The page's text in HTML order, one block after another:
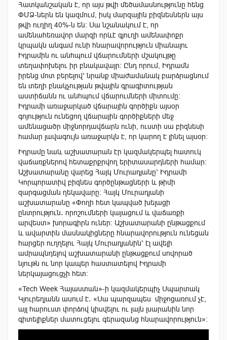
Հատկանշական է, որ այս թվի մեծամասնությունը հենց
ՓՄՁ-ներն են կազմում, իսկ մարզային բիզնեսներն այս
թվի ուղիղ 40%-ն են։ Սա նշանակում է, որ
ամենահեռավոր մարզի որևէ գյուղի ամենափոքր
կրպակն անգամ ունի հնարավորություն միանալու
Իդրամին ու անհպում վճարումների մշակույթը
տեղափոխելու իր բնակավայր։ Ընդ որում, Իդրամն
իրենց մոտ բերելով՝ նրանք միաժամանակ բարձրացնում
են տեղի բնակչության թվային գրագիտության
աստիճանն ու անհպում վճարումների միտումը։
Իդրամի առաջարկած վճարային գործիքն այսօր
գոյություն ունեցող վճարային գործիքների մեջ
ամենացածր միջնորդավճարն ունի, ուստի սա բիզնեսի
համար լավագույն առաջարկն է, որ կարող է լինել այսօր։
Իդրամը նաև աշխատարան էր կազմակերպել հատուկ
վաճառքներով հետաքրքրվող երիտասարդների համար։
Աշխատարանը վարեց Հայկ Մուրադյանը՝ Իդրամի
Կորպորատիվ բիզնես գործընթացների և թիմի
զարգացման ղեկավարը։ Հայկ Մուրադյանի
աշխատարանը «Փողի հետ կապված խելացի
ընտրություն․ որոշումների կայացում և վաճառքի
արվեստ» խորագիրն ուներ։ Աշխատարանի ընթացքում
և ավարտին մասնակիցները հնարավորություն ունեցան
հարցեր ուղղելու Հայկ Մուրադյանին՝ էլ ավելի
ամրապնդելով աշխատարանի ընթացքում սովորած
նյութն ու նոր կապեր հաստատելով Իդրամի
ներկայացուցչի հետ։
«Tech Week Հայաստան»-ի կազմակերպիչ Սպարտակ
Կյուրեղյանն ասում է․ «Սա պարզապես միջոցառում չէ,
այլ հարուստ փորձով կիսվելու ու լայն լսարանին նոր
գիտելիքներ մատուցելու գերազանց հնարավորություն»։